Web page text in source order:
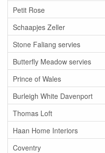
Petit Rose
Schaapjes Zeller
Stone Faliang servies
Butterfly Meadow servies
Prince of Wales
Burleigh White Davenport
Thomas Loft
Haan Home Interiors
Coventry